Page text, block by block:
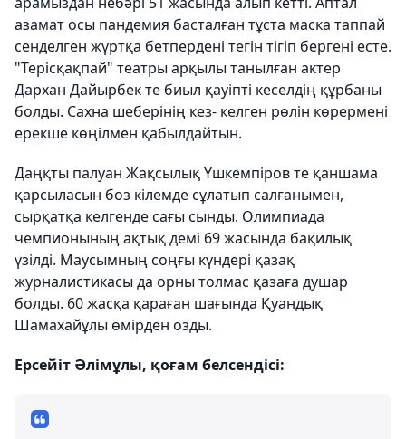
азамат осы пандемия басталған тұста маска таппай
сенделген жұртқа бетпердені тегін тігіп бергені есте.
"Терісқақпай" театры арқылы танылған актер
Дархан Дайырбек те биыл қауіпті кеселдің құрбаны
болды. Сахна шеберінің кез- келген рөлін көрермені
ерекше көңілмен қабылдайтын.
Даңқты палуан Жақсылық Үшкемпіров те қаншама
қарсыласын боз кілемде сұлатып салғанымен,
сырқатқа келгенде сағы сынды. Олимпиада
чемпионының ақтық демі 69 жасында бақилық
үзілді. Маусымның соңғы күндері қазақ
журналистикасы да орны толмас қазаға душар
болды. 60 жасқа қараған шағында Қуандық
Шамахайұлы өмірден озды.
Ерсейіт Әлімұлы, қоғам белсендісі: